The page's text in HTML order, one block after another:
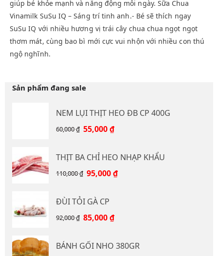
giúp bé khỏe mạnh và năng động mỗi ngày. Sữa Chua
Vinamilk SuSu IQ – Sáng trí tinh anh.- Bé sẽ thích ngay
SuSu IQ với nhiều hương vị trái cây chua chua ngọt ngọt
thơm mát, cùng bao bì mới cực vui nhộn với nhiều con thú
ngộ nghĩnh.
Sản phẩm đang sale
NEM LỤI THỊT HEO ĐB CP 400G
60,000₫ Giá
60,000 ₫.
55,000₫Giá
là:
55,000 ₫.
THỊT BA CHỈ HEO NHẠP KHẨU
110,000₫ Giá
110,000 ₫.
95,000₫Giá
ĐÙI TỎI GÀ CP
92,000₫ Giá
92,000 ₫.
85,000₫Giá
là:
BÁNH GỐI NHO 380GR